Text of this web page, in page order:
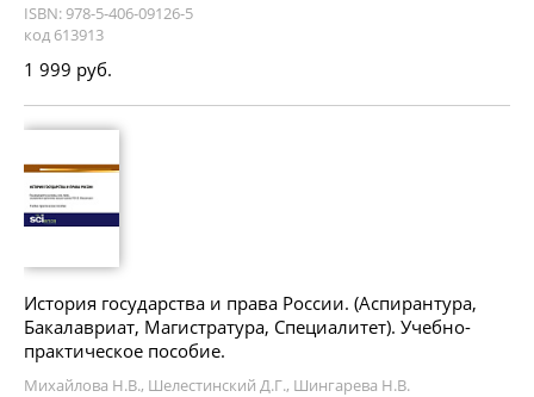
ISBN: 978-5-406-09126-5
код 613913
1 999 руб.
История государства и права России. (Аспирантура,
Бакалавриат, Магистратура, Специалитет). Учебно-
практическое пособие.
Михайлова Н.В., Шелестинский Д.Г., Шингарева Н.В.